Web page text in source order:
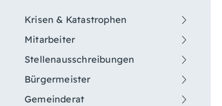
Krisen & Katastrophen
Mitarbeiter
Stellenausschreibungen
Bürgermeister
Gemeinderat